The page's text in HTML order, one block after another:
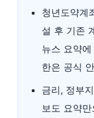
청년도약계
설 후 기존
뉴스 요약
한은 공식
금리, 정부
보도 요약